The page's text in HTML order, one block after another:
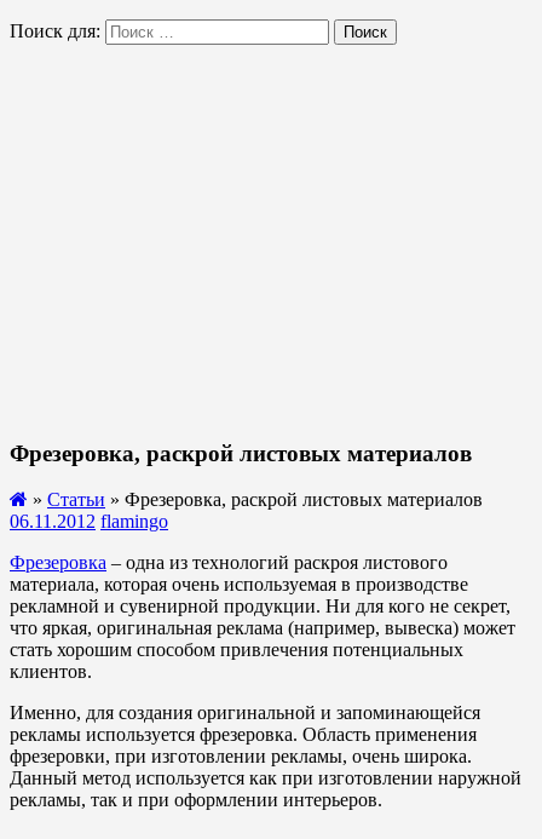
Поиск для: Поиск
Фрезеровка, раскрой листовых материалов
» Статьи » Фрезеровка, раскрой листовых материалов
06.11.2012 flamingo
Фрезеровка – одна из технологий раскроя листового
материала, которая очень используемая в производстве
рекламной и сувенирной продукции. Ни для кого не секрет,
что яркая, оригинальная реклама (например, вывеска) может
стать хорошим способом привлечения потенциальных
клиентов.
Именно, для создания оригинальной и запоминающейся
рекламы используется фрезеровка. Область применения
фрезеровки, при изготовлении рекламы, очень широка.
Данный метод используется как при изготовлении наружной
рекламы, так и при оформлении интерьеров.